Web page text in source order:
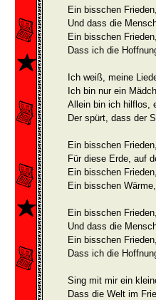
Ein bisschen
Und dass die
Ein bisschen
Dass ich die
Ich weiß, meine
Ich bin nur ein
Allein bin ich hilflos,
Der spürt, dass der
Ein bisschen
Für diese Erde, auf
Ein bisschen
Ein bisschen
Ein bisschen
Und dass die
Ein bisschen
Dass ich die
Sing mit mir ein
Dass die Welt im